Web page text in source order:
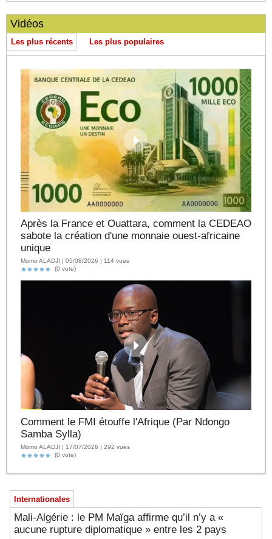
Vidéos
Les plus récents Les plus populaires
Après la France et Ouattara, comment la CEDEAO
sabote la création d'une monnaie ouest-africaine
unique
Momo ALADJI | 05/08/2026 | 114 vues
(0 vote)
Comment le FMI étouffe l'Afrique (Par Ndongo
Samba Sylla)
Momo ALADJI | 17/07/2026 | 292 vues
(0 vote)
Internationales
Mali-Algérie : le PM Maïga affirme qu’il n’y a «
aucune rupture diplomatique » entre les 2 pays